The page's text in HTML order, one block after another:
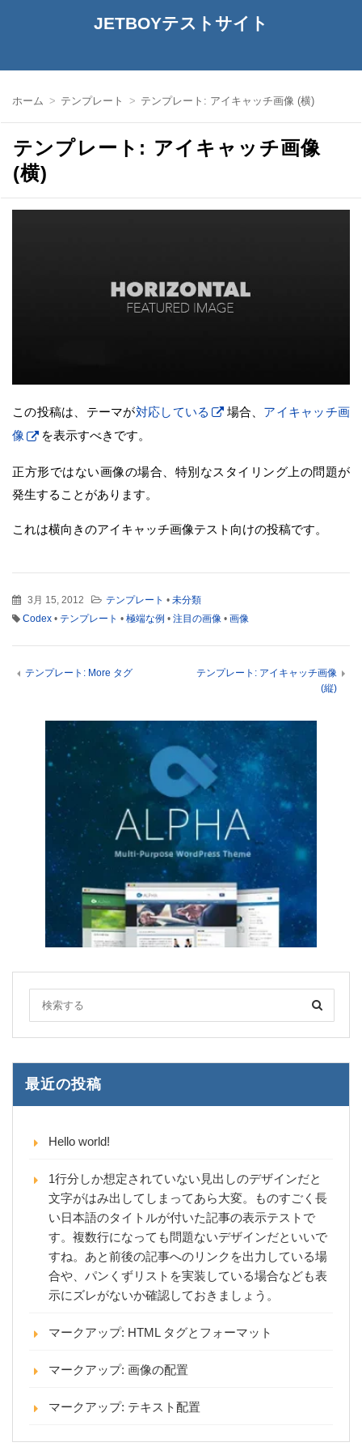
JETBOYテストサイト
ホーム テンプレート テンプレート: アイキャッチ画像 (横)
テンプレート: アイキャッチ画像
(横)
この投稿は、テーマが対応している 場合、 アイキャッチ画
像
を表示すべきです。
正方形ではない画像の場合、特別なスタイリング上の問題が
発生することがあります。
これは横向きのアイキャッチ画像テスト向けの投稿です。
3月 15, 2012 テンプレート • 未分類
Codex • テンプレート • 極端な例 • 注目の画像 • 画像
テンプレート: More タグ
テンプレート: アイキャッチ画像
(縦)
最近の投稿
Hello world!
1行分しか想定されていない見出しのデザインだと
文字がはみ出してしまってあら大変。ものすごく長
い日本語のタイトルが付いた記事の表示テストで
す。複数行になっても問題ないデザインだといいで
すね。あと前後の記事へのリンクを出力している場
合や、パンくずリストを実装している場合なども表
示にズレがないか確認しておきましょう。
マークアップ: HTML タグとフォーマット
マークアップ: 画像の配置
マークアップ: テキスト配置